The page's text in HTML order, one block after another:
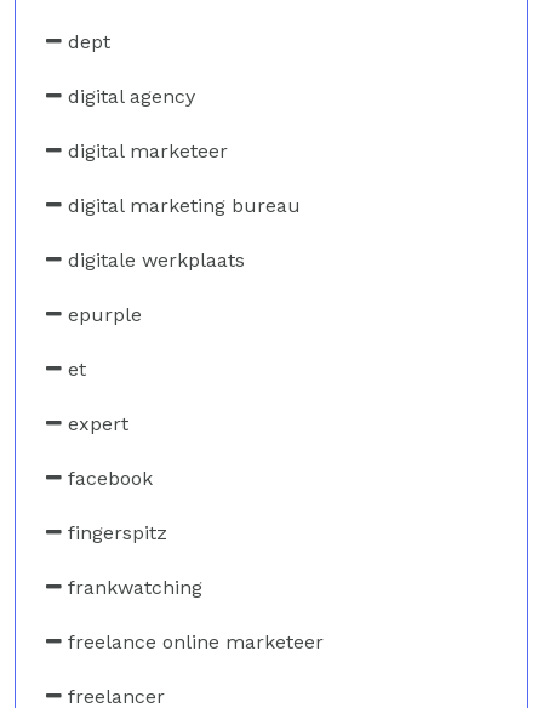
dept
digital agency
digital marketeer
digital marketing bureau
digitale werkplaats
epurple
et
expert
facebook
fingerspitz
frankwatching
freelance online marketeer
freelancer